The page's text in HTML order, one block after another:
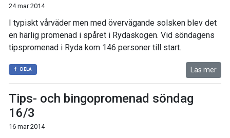
24 mar 2014
I typiskt vårväder men med övervägande solsken blev det
en härlig promenad i spåret i Rydaskogen. Vid söndagens
tipspromenad i Ryda kom 146 personer till start.
DELA Läs mer
Tips- och bingopromenad söndag
16/3
16 mar 2014